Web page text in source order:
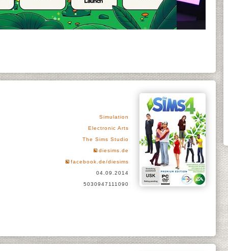
Simulation
Electronic Arts
The Sims Studio
diesims.de
facebook.de/diesims
04.09.2014
5030947111090